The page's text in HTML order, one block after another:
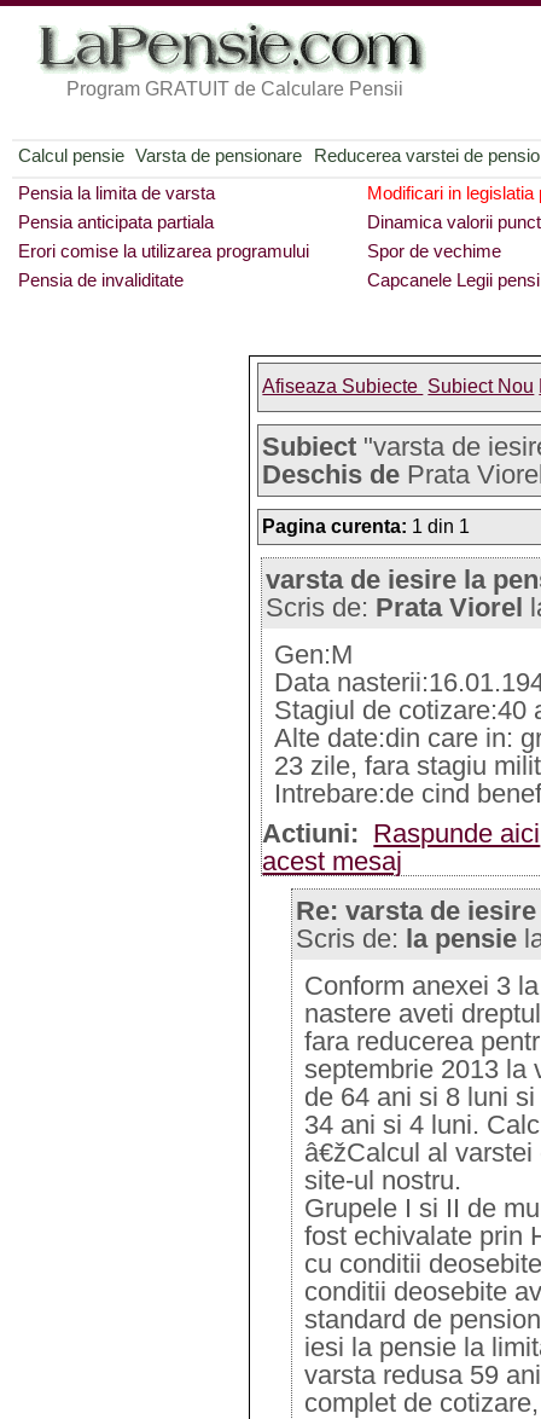
Program GRATUIT de Calculare Pensii
Calcul pensie Varsta de pensionare
Reducerea varstei de
Pensia la limita de varsta
Modificari in legislatia
Pensia anticipata partiala
Dinamica valorii
Erori comise la utilizarea programului
Spor de vechime
Pensia de invaliditate
Capcanele Legii
Afiseaza Subiecte Subiect Nou
Subiect "varsta de
Deschis de Prata
Pagina curenta: 1 din 1
varsta de iesire la
Scris de: Prata Viorel
Gen:M
Data
Stagiul de cotizare:40
Alte date:din care in:
23 zile, fara stagiu
Intrebare:de cind
Actiuni: Raspunde aici
acest mesaj
Re: varsta de
Scris de: la pensie
Conform anexei 3
nastere aveti
fara reducerea
septembrie 2013 la
de 64 ani si 8 luni
34 ani si 4 luni.
â€žCalcul al varstei
site-ul nostru.
Grupele I si II de
fost echivalate prin
cu conditii
conditii deosebite
standard de
iesi la pensie la
varsta redusa 59
complet de